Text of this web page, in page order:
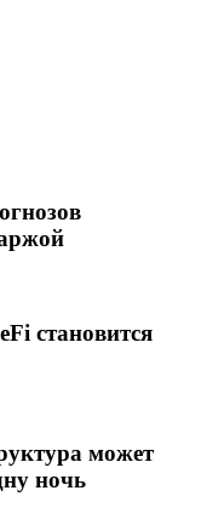
становится
может
ночь